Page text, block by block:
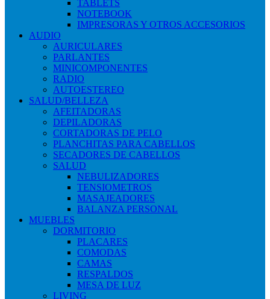
TABLETS
NOTEBOOK
IMPRESORAS Y OTROS ACCESORIOS
AUDIO
AURICULARES
PARLANTES
MINICOMPONENTES
RADIO
AUTOESTEREO
SALUD/BELLEZA
AFEITADORAS
DEPILADORAS
CORTADORAS DE PELO
PLANCHITAS PARA CABELLOS
SECADORES DE CABELLOS
SALUD
NEBULIZADORES
TENSIOMETROS
MASAJEADORES
BALANZA PERSONAL
MUEBLES
DORMITORIO
PLACARES
COMODAS
CAMAS
RESPALDOS
MESA DE LUZ
LIVING